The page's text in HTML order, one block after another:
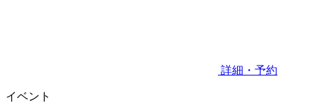
詳細・予約
イベント